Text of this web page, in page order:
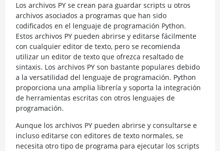
Los archivos PY se crean para guardar scripts u otros
archivos asociados a programas que han sido
codificados en el lenguaje de programación Python.
Estos archivos PY pueden abrirse y editarse fácilmente
con cualquier editor de texto, pero se recomienda
utilizar un editor de texto que ofrezca resaltado de
sintaxis. Los archivos PY son bastante populares debido
a la versatilidad del lenguaje de programación. Python
proporciona una amplia librería y soporta la integración
de herramientas escritas con otros lenguajes de
programación.
Aunque los archivos PY pueden abrirse y consultarse e
incluso editarse con editores de texto normales, se
necesita otro tipo de programa para ejecutar los scripts